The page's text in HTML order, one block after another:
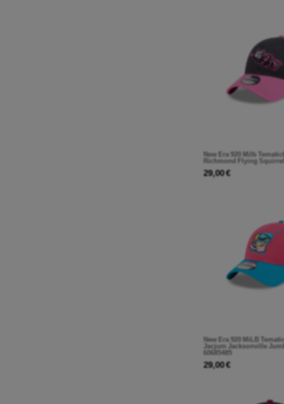
New Era 920 Milb
Richmond Flying
29,00 €
New Era 920 MiLB
Jacjum Jacksonville
60685485
29,00 €